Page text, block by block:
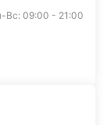
Вс: 09:00 - 21:00